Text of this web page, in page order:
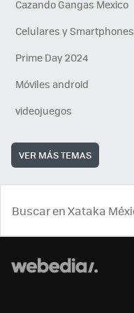
Cazando Gangas Mexico
Celulares y Smartphones
Prime Day 2024
Móviles android
videojuegos
VER MÁS TEMAS